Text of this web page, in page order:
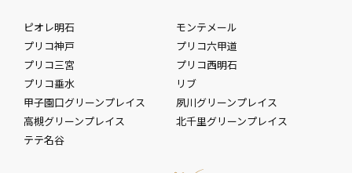
ピオレ明石
モンテメール
プリコ神戸
プリコ六甲道
プリコ三宮
プリコ西明石
プリコ垂水
リブ
甲子園口グリーンプレイス
夙川グリーンプレイス
高槻グリーンプレイス
北千里グリーンプレイス
テテ名谷